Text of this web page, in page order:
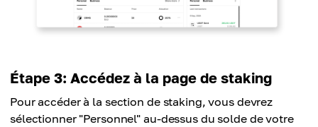
Étape 3: Accédez à la page de staking
Pour accéder à la section de staking, vous devrez
sélectionner "Personnel" au-dessus du solde de votre